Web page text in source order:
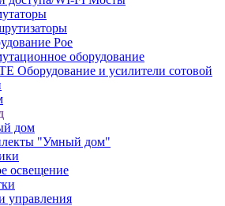
Poe
оборудование
Оборудование и усилители сотовой
дом
"Умный дом"
освещение
управления